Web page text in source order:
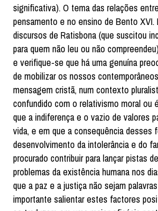
significativa). O tema das relações
pensamento e no ensino de Bento
discursos de Ratisbona (que suscitou
para quem não leu ou não
e verifique-se que há uma genuína
de mobilizar os nossos
mensagem cristã, num contexto
confundido com o relativismo moral ou
que a indiferença e o vazio de valores
vida, e em que a consequência desses
desenvolvimento da intolerância e do
procurado contribuir para lançar pistas
problemas da existência humana nos
que a paz e a justiça não sejam
importante salientar estes factores